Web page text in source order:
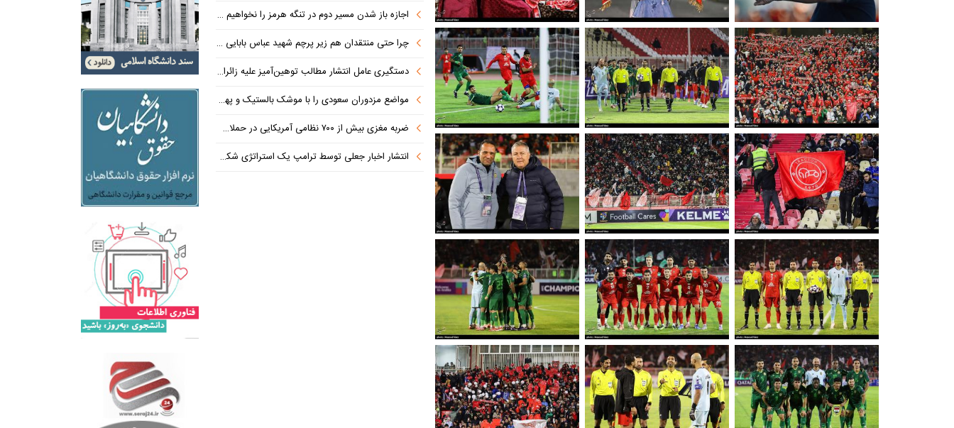
اجازه باز شدن مسیر دوم در تنگه هرمز را نخواهیم داد
چرا حتی منتقدان هم زیر پرچم شهید عباس بابایی ایستادند؟
دستگیری عامل انتشار مطالب توهین‌آمیز علیه زائران اربعین در فضای مجازی
مواضع مزدوران سعودی را با موشک بالستیک و پهپاد در هم شکستیم
ضربه مغزی بیش از ۷۰۰ نظامی آمریکایی در حملات ایران
انتشار اخبار جعلی توسط ترامپ یک استراتژی شکست خورده است